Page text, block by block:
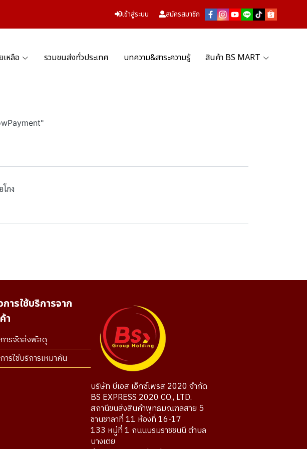
เข้าสู่ระบบ สมัครสมาชิก
เหลือ รวมขนส่งทั่วประเทศ บทความ&สาระความรู้ สินค้า BS MART
กง
การใช้บริการจาก
า
ารจัดส่งพัสดุ
ารใช้บริการเหมาคัน
บริษัท บีเอส เอ็กซ์เพรส 2020 จำกัด
BS EXPRESS 2020 CO., LTD.
สถานีขนส่งสินค้าพุทธมณฑลสาย 5
ชานชาลาที่ 11 ห้องที่ 16-17
133 หมู่ที่ 1 ถนนบรมราชชนนี ตำบล
บางเตย